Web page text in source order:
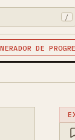
/
DE